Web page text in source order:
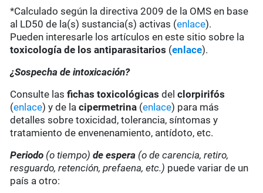
*Calculado según la directiva 2009 de la OMS en base
al LD50 de la(s) sustancia(s) activas (enlace).
Pueden interesarle los artículos en este sitio sobre la
toxicología de los antiparasitarios (enlace).
¿Sospecha de intoxicación?
Consulte lasfichas toxicológicas delclorpirifós
(enlace) y de lacipermetrina (enlace) para más
detalles sobre toxicidad, tolerancia, síntomas y
tratamiento de envenenamiento, antídoto, etc.
Periodo (o tiempo) de espera (o de carencia, retiro,
resguardo, retención, prefaena, etc.) puede variar de un
país a otro: